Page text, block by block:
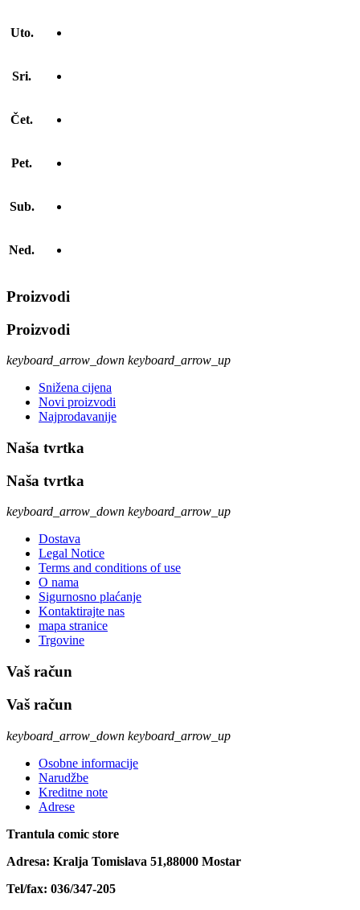
Uto.
Sri.
Čet.
Pet.
Sub.
Ned.
Proizvodi
Proizvodi
keyboard_arrow_down keyboard_arrow_up
Snižena cijena
Novi proizvodi
Najprodavanije
Naša tvrtka
Naša tvrtka
keyboard_arrow_down keyboard_arrow_up
Dostava
Legal Notice
Terms and conditions of use
O nama
Sigurnosno plaćanje
Kontaktirajte nas
mapa stranice
Trgovine
Vaš račun
Vaš račun
keyboard_arrow_down keyboard_arrow_up
Osobne informacije
Narudžbe
Kreditne note
Adrese
Trantula comic store
Adresa: Kralja Tomislava 51,88000 Mostar
Tel/fax: 036/347-205